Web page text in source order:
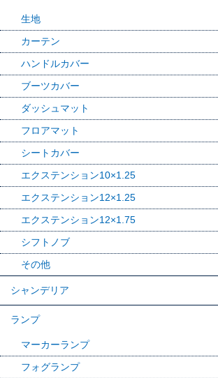
生地
カーテン
ハンドルカバー
ブーツカバー
ダッシュマット
フロアマット
シートカバー
エクステンション10×1.25
エクステンション12×1.25
エクステンション12×1.75
シフトノブ
その他
シャンデリア
ランプ
マーカーランプ
フォグランプ